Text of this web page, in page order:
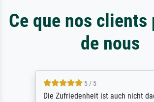
Ce que nos clients
de nous
5 / 5
Die Zufriedenheit ist auch nicht